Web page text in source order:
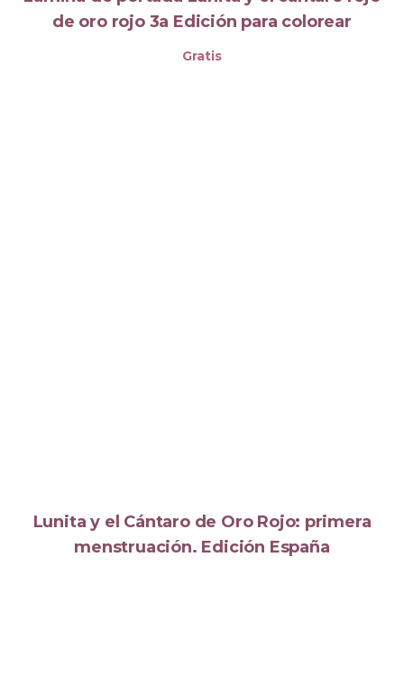
de oro rojo 3a Edición para colorear
Gratis
Lunita y el Cántaro de Oro Rojo: primera
menstruación. Edición España